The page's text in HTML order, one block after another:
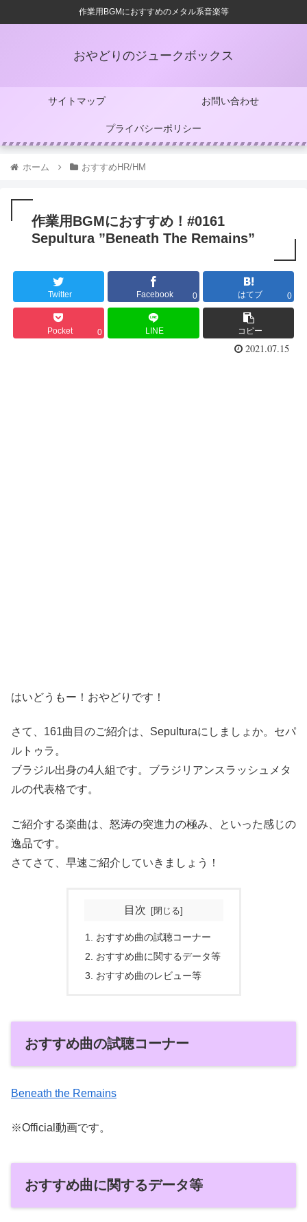
作業用BGMにおすすめのメタル系音楽等
おやどりのジュークボックス
サイトマップ お問い合わせ
プライバシーポリシー
ホーム おすすめHR/HM
作業用BGMにおすすめ！#0161
Sepultura ”Beneath The Remains”
Twitter Facebook 0 はてブ 0
Pocket 0 LINE コピー
2021.07.15
はいどうもー！おやどりです！
さて、161曲目のご紹介は、Sepulturaにしましょか。セパ
ルトゥラ。
ブラジル出身の4人組です。ブラジリアンスラッシュメタ
ルの代表格です。
ご紹介する楽曲は、怒涛の突進力の極み、といった感じの
逸品です。
さてさて、早速ご紹介していきましょう！
目次
おすすめ曲の試聴コーナー
おすすめ曲に関するデータ等
おすすめ曲のレビュー等
おすすめ曲の試聴コーナー
Beneath the Remains
※Official動画です。
おすすめ曲に関するデータ等